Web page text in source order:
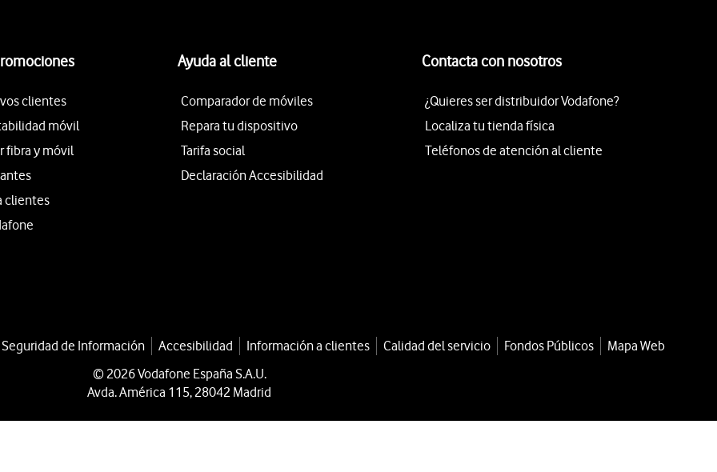
clientes
móvil
fibra y móvil
clientes
Ayuda al cliente
Comparador de móviles
Repara tu dispositivo
Tarifa social
Declaración Accesibilidad
Contacta con nosotros
¿Quieres ser distribuidor Vodafone?
Localiza tu tienda física
Teléfonos de atención al cliente
de Información Accesibilidad Información a clientes Calidad del servicio Fondos Públicos
Mapa Web
© 2026 Vodafone España S.A.U.
Avda. América 115, 28042 Madrid